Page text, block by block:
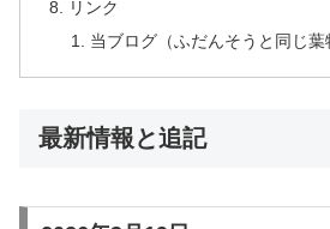
リンク
当ブログ（ふだんそうと同じ葉
最新情報と追記